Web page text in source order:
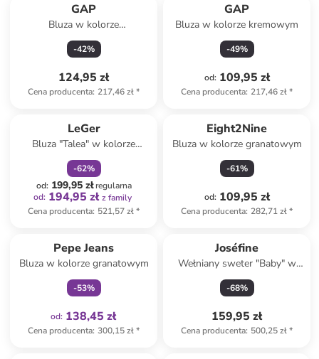
GAP
Bluza w kolorze
antracytowym
-42%
124,95 zł
Cena producenta: 217,46 zł*
GAP
Bluza w kolorze kremowym
-49%
od: 109,95 zł
Cena producenta: 217,46 zł*
LeGer
Bluza "Talea" w kolorze
błękitnym
-62%
od: 199,95 złregularna
od: 194,95 zł z family
Cena producenta: 521,57 zł*
Eight2Nine
Bluza w kolorze granatowym
-61%
od: 109,95 zł
Cena producenta: 282,71 zł*
Pepe Jeans
Bluza w kolorze granatowym
-53%
od: 138,45 zł
Cena producenta: 300,15 zł*
Joséfine
Wełniany sweter "Baby" w
kolorze beżowym
-68%
159,95 zł
Cena producenta: 500,25 zł*